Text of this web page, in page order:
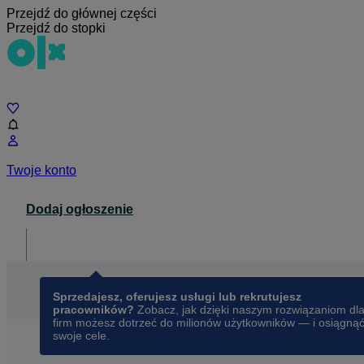
Przejdź do głównej części
Przejdź do stopki
Twoje konto
Dodaj ogłoszenie
Sprzedajesz, oferujesz usługi lub rekrutujesz
pracowników? Zobacz, jak dzięki naszym rozwiązaniom dla
firm możesz dotrzeć do milionów użytkowników — i osiągnąć
swoje cele.